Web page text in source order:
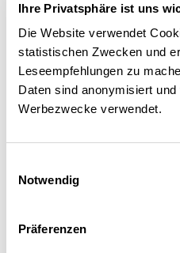
Ihre Privatsphäre ist uns
Die Website verwendet
statistischen Zwecken und
Leseempfehlungen zu
Daten sind anonymisiert
Werbezwecke verwendet.
Notwendig
Präferenzen
Oui. Il nous
mois, jusqu’à
trouver une
les bilatérales.
il est important
règles claires.